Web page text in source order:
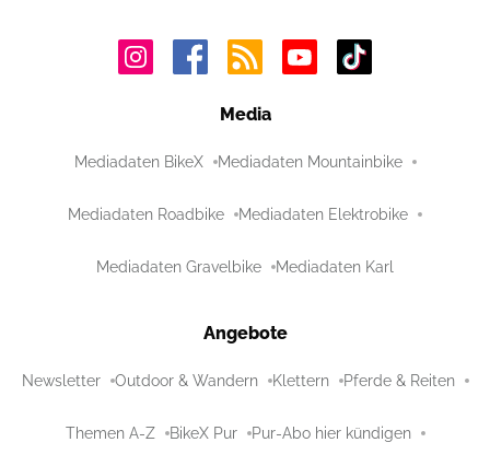
Media
Mediadaten BikeX Mediadaten Mountainbike
Mediadaten Roadbike Mediadaten Elektrobike
Mediadaten Gravelbike Mediadaten Karl
Angebote
Newsletter Outdoor & Wandern Klettern Pferde & Reiten
Themen A-Z BikeX Pur Pur-Abo hier kündigen